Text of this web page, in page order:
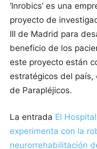
‘Inrobics’ es una
proyecto de
III de Madrid para
beneficio de los
este proyecto están
estratégicos del país,
de Parapléjicos.
La entrada El
experimenta con la
neurorrehabilitación